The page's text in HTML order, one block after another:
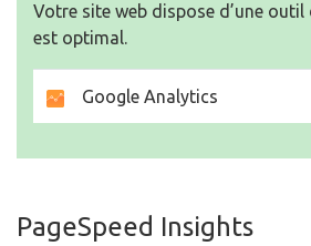
Votre site web dispose d’une
est optimal.
Google Analytics
PageSpeed Insights